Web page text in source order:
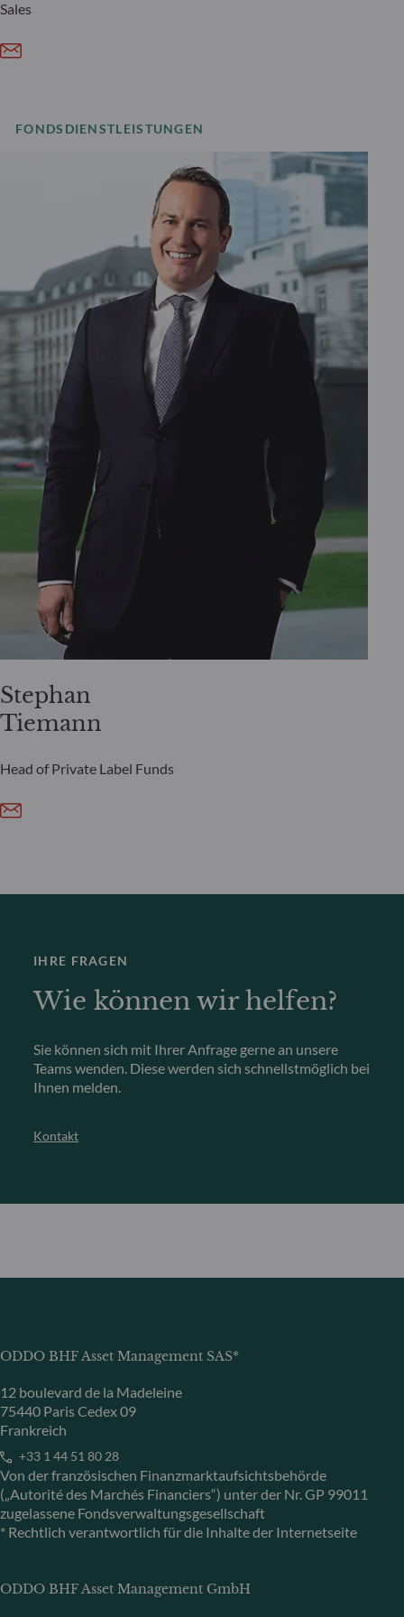
Sales
FONDSDIENSTLEISTUNGEN
Stephan
Tiemann
Head of Private Label Funds
IHRE FRAGEN
Wie können wir helfen?
Sie können sich mit Ihrer Anfrage gerne an unsere
Teams wenden. Diese werden sich schnellstmöglich bei
Ihnen melden.
Kontakt
ODDO BHF Asset Management SAS*
12 boulevard de la Madeleine
75440 Paris Cedex 09
Frankreich
+33 1 44 51 80 28
Von der französischen Finanzmarktaufsichtsbehörde
(„Autorité des Marchés Financiers“) unter der Nr. GP 99011
zugelassene Fondsverwaltungsgesellschaft
* Rechtlich verantwortlich für die Inhalte der Internetseite
ODDO BHF Asset Management GmbH